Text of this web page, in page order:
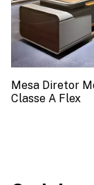
Mesa Diretor
Classe A Flex